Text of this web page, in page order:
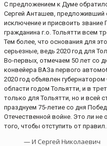
С предложением к Думе
Сергей Анташев, предложивший
исключение и присвоить звание
гражданина г.о. Тольятти всем
Тем более, что основания для
серьезные, ведь 2020 год для
Во-первых, отмечаем 50 лет со
конвейера ВАЗа первого
2020 год объявлен
области годом Тольятти, и в
только для Тольятти, но и всей
празднуем 75-летие со дня
Отечественной войне. Это ли не
того, чтобы отступить от правил.
— И Сергей Николаевич